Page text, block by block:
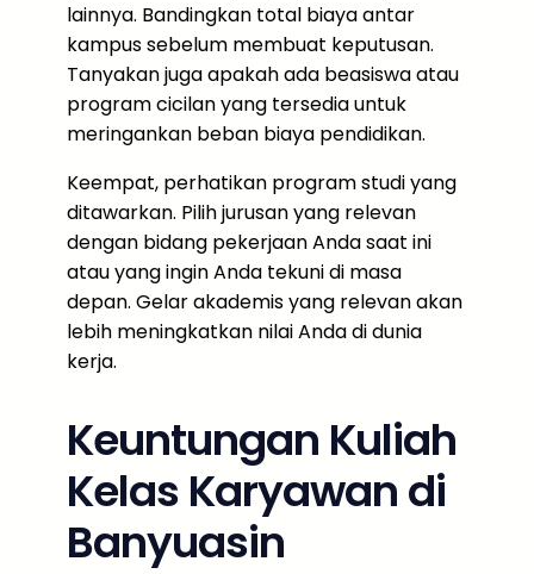
lainnya. Bandingkan total biaya antar
kampus sebelum membuat keputusan.
Tanyakan juga apakah ada beasiswa atau
program cicilan yang tersedia untuk
meringankan beban biaya pendidikan.
Keempat, perhatikan program studi yang
ditawarkan. Pilih jurusan yang relevan
dengan bidang pekerjaan Anda saat ini
atau yang ingin Anda tekuni di masa
depan. Gelar akademis yang relevan akan
lebih meningkatkan nilai Anda di dunia
kerja.
Keuntungan Kuliah
Kelas Karyawan di
Banyuasin